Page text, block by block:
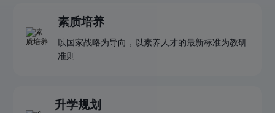
素质培养
以国家战略为导向，以素养人才的最新标准为教研
准则
升学规划